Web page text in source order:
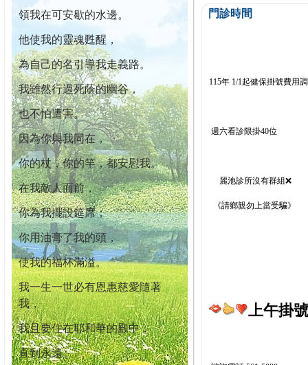
領我在可安歇的水邊。
他使我的靈魂甦醒，
為自己的名引導我走義路。
我雖然行過死蔭的幽谷，
也不怕遭害。
因為你與我同在，
你的杖，你的竿，都安慰我。
在我敵人面前，
你為我擺設筵席；
你用油膏了我的頭，
使我的福杯滿溢。
我一生一世必有恩惠慈愛隨著
我，
我且要住在耶和華的殿中，
直到永遠。
門診時間
115年 1/1起健保掛號費用
週六看診限掛40位
麗池診所沒有群組❌
《請鄉親勿上當受騙》
上午掛